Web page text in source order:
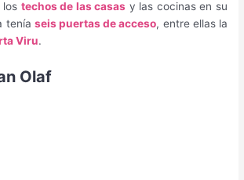
los techos de las casas y las cocinas en su
tenía seis puertas de acceso, entre ellas la
Viru.
Olaf